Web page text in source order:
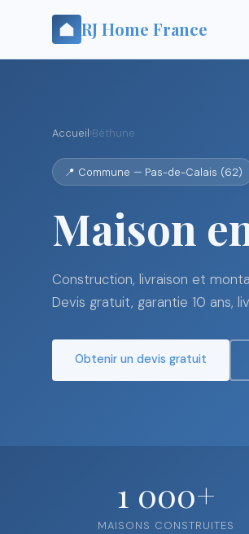
RJ Home France
Accueil›Béthune
📍 Commune — Pas-de-Calais (62)
Maison
Construction, livraison et
Devis gratuit, garantie 10 ans,
Obtenir un devis gratuit
1 000+
MAISONS CONSTRUITES